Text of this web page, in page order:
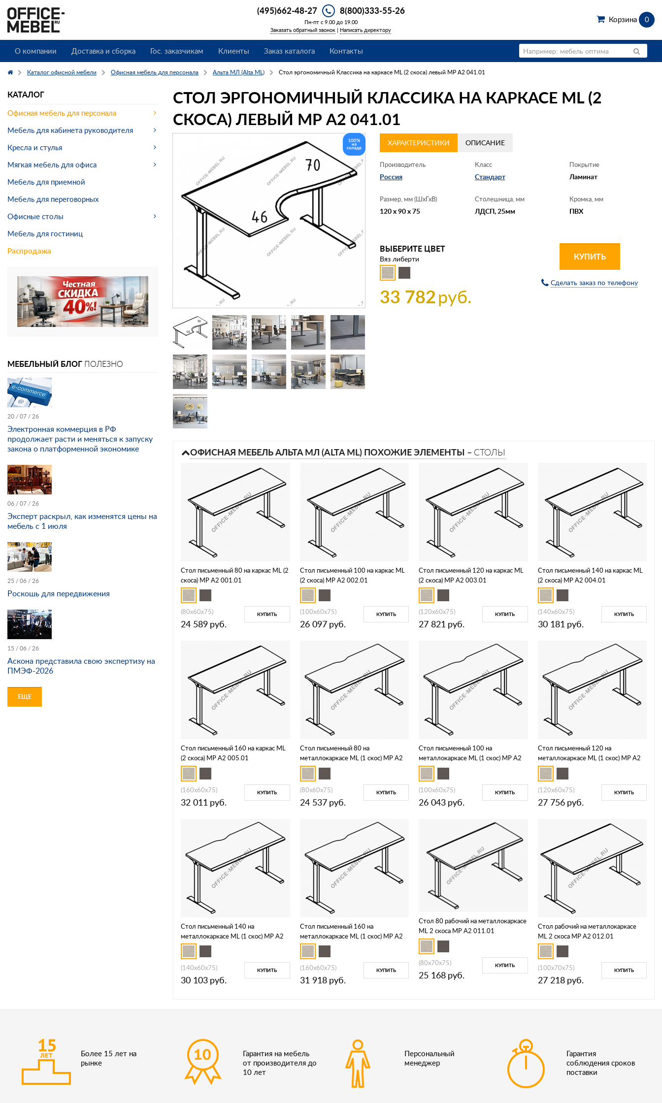
(495)662-48-27 8(800)333-55-26
Пн-пт с 9.00 до 19.00
Заказать обратный звонок | Написать директору
Корзина 0
О компании Доставка и сборка Гос. заказчикам Клиенты Заказ каталога Контакты
Каталог офисной мебели Офисная мебель для персонала Альта МЛ (Alta ML) Стол эргономичный Классика на каркасе МL (2 скоса) левый МР А2 041.01
СТОЛ ЭРГОНОМИЧНЫЙ КЛАССИКА НА КАРКАСЕ МL (2
СКОСА) ЛЕВЫЙ МР А2 041.01
ХАРАКТЕРИСТИКИ ОПИСАНИЕ
Производитель
Россия
Класс
Стандарт
Покрытие
Ламинат
Размер, мм (ШхГхВ)
120 x 90 x 75
Столешница, мм
ЛДСП, 25мм
Кромка, мм
ПВХ
ВЫБЕРИТЕ ЦВЕТ
Вяз либерти
33 782руб.
КУПИТЬ
Сделать заказ по телефону
ОФИСНАЯ МЕБЕЛЬ АЛЬТА МЛ (ALTA ML) ПОХОЖИЕ ЭЛЕМЕНТЫ – СТОЛЫ
Стол письменный 80 на каркас МL (2
скоса) МР А2 001.01
(80x60x75)
24 589 руб.
КУПИТЬ
Стол письменный 100 на каркас МL
(2 скоса) МР А2 002.01
(100x60x75)
26 097 руб.
КУПИТЬ
Стол письменный 120 на каркас МL
(2 скоса) МР А2 003.01
(120x60x75)
27 821 руб.
КУПИТЬ
Стол письменный 140 на каркас МL
(2 скоса) МР А2 004.01
(140x60x75)
30 181 руб.
КУПИТЬ
Стол письменный 160 на каркас МL
(2 скоса) МР А2 005.01
(160x60x75)
32 011 руб.
КУПИТЬ
Стол письменный 80 на
металлокаркасе МL (1 скос) МР А2
001.02
(80x60x75)
24 537 руб.
КУПИТЬ
Стол письменный 100 на
металлокаркасе МL (1 скос) МР А2
002.02
(100x60x75)
26 043 руб.
КУПИТЬ
Стол письменный 120 на
металлокаркасе МL (1 скос) МР А2
003.02
(120x60x75)
27 756 руб.
КУПИТЬ
Стол письменный 140 на
металлокаркасе МL (1 скос) МР А2
004.02
(140x60x75)
30 103 руб.
КУПИТЬ
Стол письменный 160 на
металлокаркасе МL (1 скос) МР А2
005.02
(160x60x75)
31 918 руб.
КУПИТЬ
Стол 80 рабочий на металлокаркасе
МL 2 скоса МР А2 011.01
(80x70x75)
25 168 руб.
КУПИТЬ
Стол рабочий на металлокаркасе
МL 2 скоса МР А2 012.01
(100x70x75)
27 218 руб.
КУПИТЬ
КАТАЛОГ
Офисная мебель для персонала
Мебель для кабинета руководителя
Кресла и стулья
Мягкая мебель для офиса
Мебель для приемной
Мебель для переговорных
Офисные столы
Мебель для гостиниц
Распродажа
МЕБЕЛЬНЫЙ БЛОГ ПОЛЕЗНО
20 / 07 / 26
Электронная коммерция в РФ
продолжает расти и меняться к запуску
закона о платформенной экономике
06 / 07 / 26
Эксперт раскрыл, как изменятся цены на
мебель с 1 июля
25 / 06 / 26
Роскошь для передвижения
15 / 06 / 26
Аскона представила свою экспертизу на
ПМЭФ-2026
ЕЩЕ
Более 15 лет на
рынке
Гарантия на мебель
от производителя до
10 лет
Персональный
менеджер
Гарантия
соблюдения сроков
поставки